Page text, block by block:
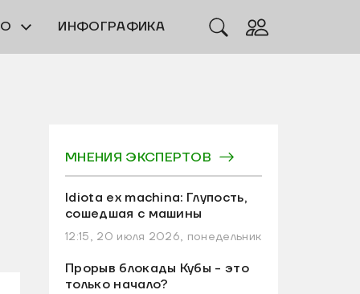
ИНФОГРАФИКА
МНЕНИЯ ЭКСПЕРТОВ
Idiota ex machina: Глупость,
сошедшая с машины
12:15, 20 июля 2026, понедельник
Прорыв блокады Кубы - это
только начало?